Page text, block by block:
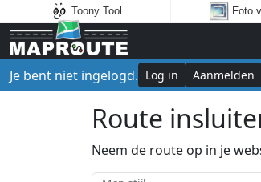
Toony Tool Foto
Je bent niet ingelogd. Log in Aanmelden
Route
Neem de route op in je